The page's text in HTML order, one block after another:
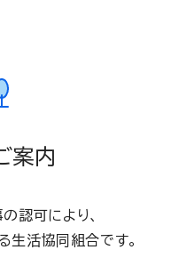
案内
認可により、
生活協同組合です。